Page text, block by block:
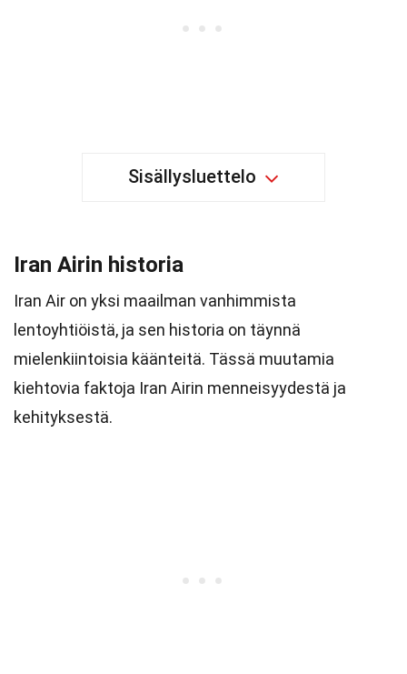
Sisällysluettelo
Iran Airin historia
Iran Air on yksi maailman vanhimmista
lentoyhtiöistä, ja sen historia on täynnä
mielenkiintoisia käänteitä. Tässä muutamia
kiehtovia faktoja Iran Airin menneisyydestä ja
kehityksestä.